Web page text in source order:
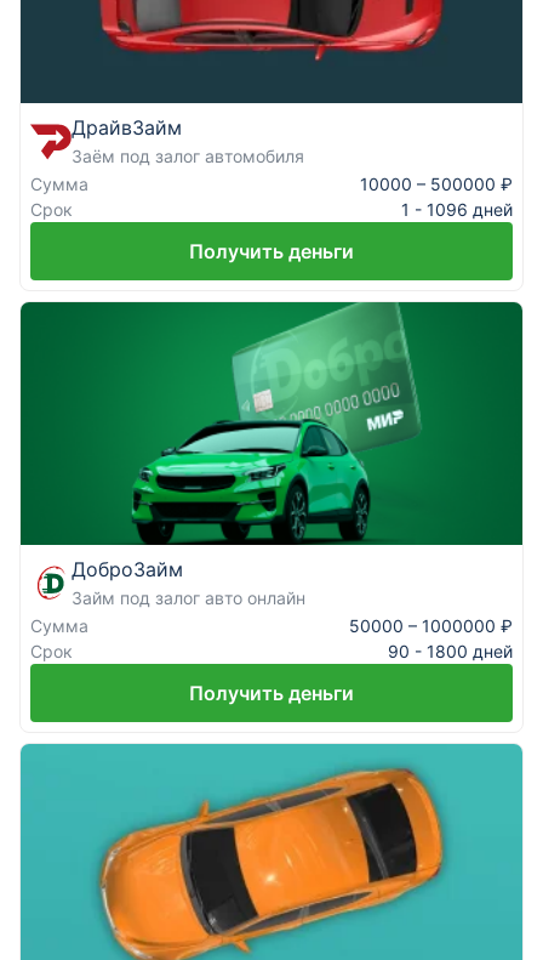
ДрайвЗайм
Заём под залог автомобиля
Сумма
10000 – 500000 ₽
Срок
1 - 1096 дней
Получить деньги
ДоброЗайм
Займ под залог авто онлайн
Сумма
50000 – 1000000 ₽
Срок
90 - 1800 дней
Получить деньги